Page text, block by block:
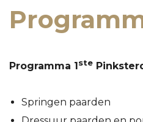
Programma 1ste
Springen paarden